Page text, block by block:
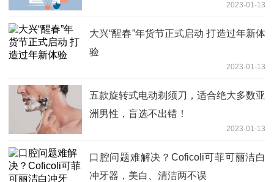
2023-01-13
大兴“醒春”年货节正式启动 打造过年新体
验
2023-01-13
五款旋转式电动剃须刀，适合绝大多数亚
洲男性，盲选不出错！
2023-01-13
口腔问题难解决？Coficoli可菲可丽洁白
冲牙器，美白、清洁两不误